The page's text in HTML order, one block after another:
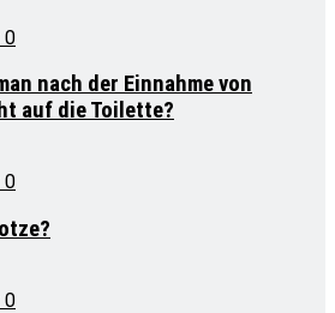
0
nach der Einnahme von
auf die Toilette?
0
0